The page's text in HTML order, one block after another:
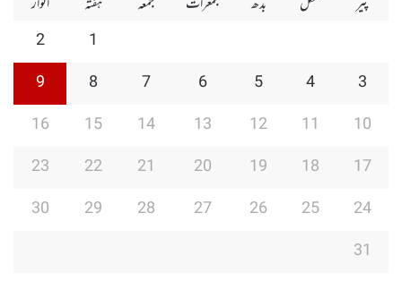
1
2
3
4
5
6
7
8
9
10
11
12
13
14
15
16
17
18
19
20
21
22
23
24
25
26
27
28
29
30
31